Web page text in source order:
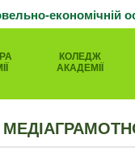
економічній
КОЛЕДЖ
АКАДЕМІЇ